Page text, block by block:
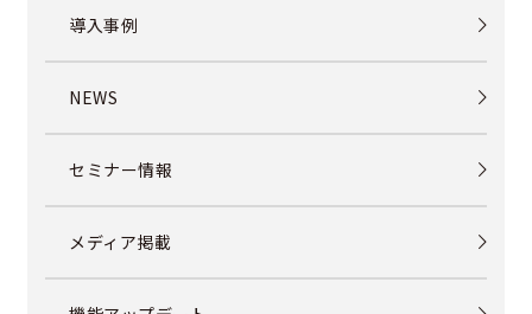
導入事例
NEWS
セミナー情報
メディア掲載